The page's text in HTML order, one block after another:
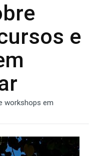
e
workshops em